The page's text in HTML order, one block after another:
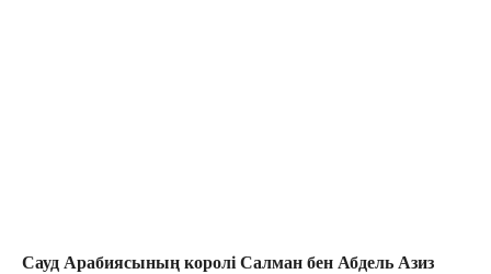
Сауд Арабиясының королі Салман бен Абдель Азиз